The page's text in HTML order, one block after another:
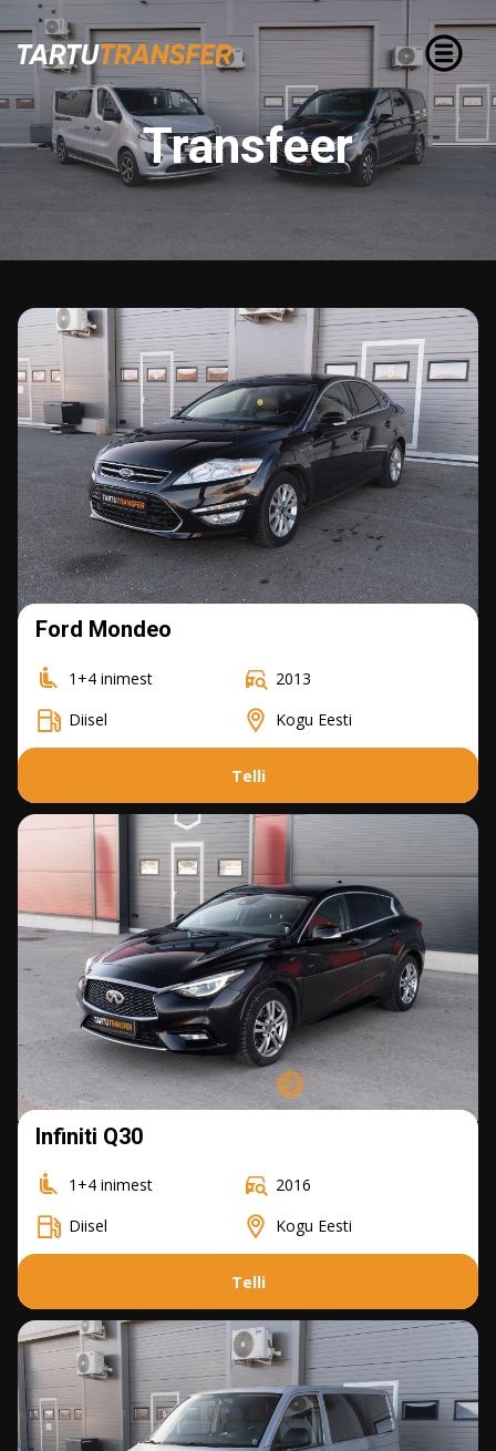
Transfeer
Ford Mondeo
1+4 inimest
2013
Diisel
Kogu Eesti
Telli
Infiniti Q30
1+4 inimest
2016
Diisel
Kogu Eesti
Telli